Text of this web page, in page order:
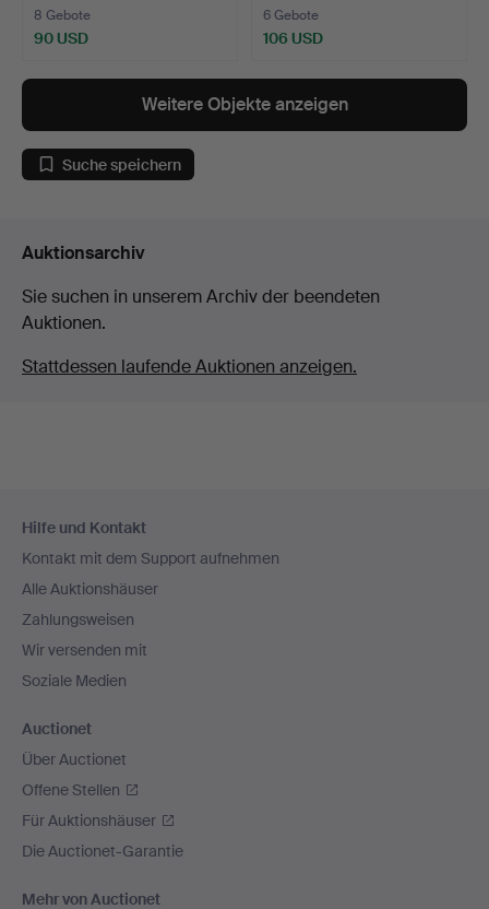
8 Gebote
90 USD
6 Gebote
106 USD
Weitere Objekte anzeigen
Suche speichern
Auktionsarchiv
Sie suchen in unserem Archiv der beendeten
Auktionen.
Stattdessen laufende Auktionen anzeigen.
Navigation
Hilfe und Kontakt
Kontakt mit dem Support aufnehmen
Alle Auktionshäuser
Zahlungsweisen
Wir versenden mit
Soziale Medien
Auctionet
Über Auctionet
Offene Stellen
Für Auktionshäuser
Die Auctionet-Garantie
Mehr von Auctionet